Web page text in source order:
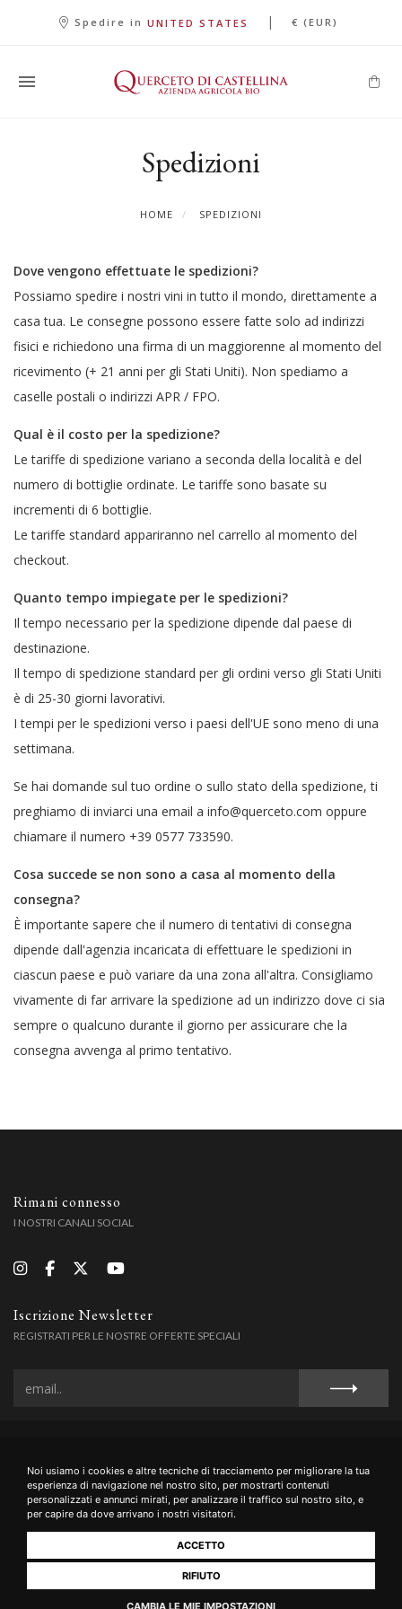
Noi usiamo i cookies e altre tecniche di tracciamento per migliorare la tua
esperienza di navigazione nel nostro sito, per mostrarti contenuti
personalizzati e annunci mirati, per analizzare il traffico sul nostro sito, e
per capire da dove arrivano i nostri visitatori.
ACCETTO
RIFIUTO
CAMBIA LE MIE IMPOSTAZIONI
Spedire in UNITED STATES | € (EUR)
Spedizioni
HOME SPEDIZIONI
Dove vengono effettuate le spedizioni?
Possiamo spedire i nostri vini in tutto il mondo, direttamente a
casa tua. Le consegne possono essere fatte solo ad indirizzi
fisici e richiedono una firma di un maggiorenne al momento del
ricevimento (+ 21 anni per gli Stati Uniti). Non spediamo a
caselle postali o indirizzi APR / FPO.
Qual è il costo per la spedizione?
Le tariffe di spedizione variano a seconda della località e del
numero di bottiglie ordinate. Le tariffe sono basate su
incrementi di 6 bottiglie.
Le tariffe standard appariranno nel carrello al momento del
checkout.
Quanto tempo impiegate per le spedizioni?
Il tempo necessario per la spedizione dipende dal paese di
destinazione.
Il tempo di spedizione standard per gli ordini verso gli Stati Uniti
è di 25-30 giorni lavorativi.
I tempi per le spedizioni verso i paesi dell'UE sono meno di una
settimana.
Se hai domande sul tuo ordine o sullo stato della spedizione, ti
preghiamo di inviarci una email a info@querceto.com oppure
chiamare il numero +39 0577 733590.
Cosa succede se non sono a casa al momento della
consegna?
È importante sapere che il numero di tentativi di consegna
dipende dall'agenzia incaricata di effettuare le spedizioni in
ciascun paese e può variare da una zona all'altra. Consigliamo
vivamente di far arrivare la spedizione ad un indirizzo dove ci sia
sempre o qualcuno durante il giorno per assicurare che la
consegna avvenga al primo tentativo.
Rimani connesso
I NOSTRI CANALI SOCIAL
Iscrizione Newsletter
REGISTRATI PER LE NOSTRE OFFERTE SPECIALI
Querceto di Castellina di Jacopo Di Battista & C. Sas Soc. Agr. - Loc.
Querceto, 9 - 53011 Castellina in Chianti (SI) ITALIA - Tel. +39 0577 733590
- info@querceto.com - P.IVA 01072500521